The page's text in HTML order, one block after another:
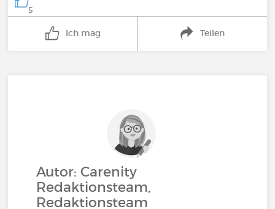
5
Ich mag Teilen
Autor: Carenity
Redaktionsteam,
Redaktionsteam